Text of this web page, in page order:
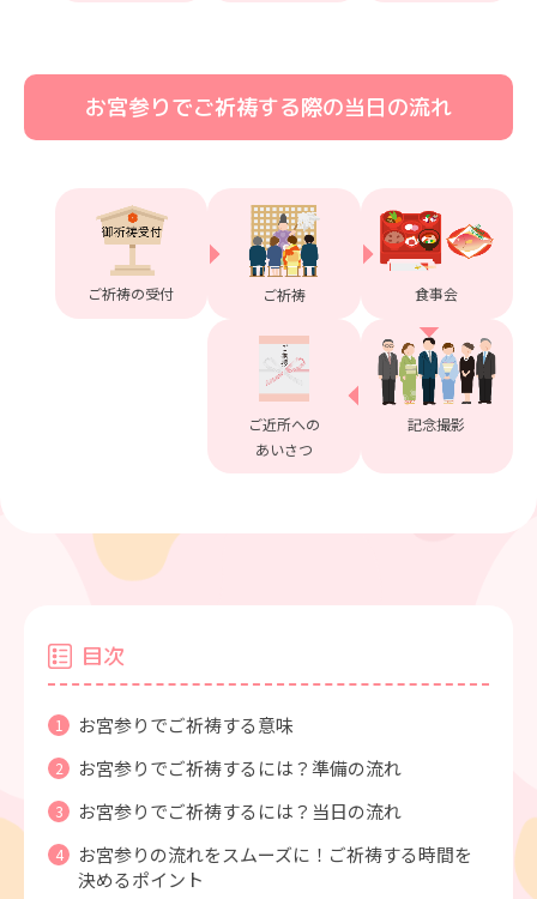
お宮参りでご祈祷する際の当日の流れ
ご祈祷の受付 ご祈祷 食事会
記念撮影
ご近所への
あいさつ
目次
お宮参りでご祈祷する意味
お宮参りでご祈祷するには？準備の流れ
お宮参りでご祈祷するには？当日の流れ
お宮参りの流れをスムーズに！ご祈祷する時間を
決めるポイント